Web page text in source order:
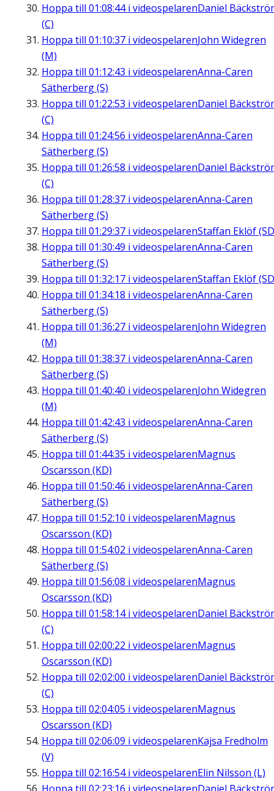
Hoppa till 01:08:44i videospelarenDaniel
(C)
Hoppa till 01:10:37 i videospelarenJohn Widegren
(M)
Hoppa till 01:12:43 i videospelarenAnna-Caren
Sätherberg (S)
Hoppa till 01:22:53 i videospelarenDaniel
(C)
Hoppa till 01:24:56 i videospelarenAnna-Caren
Sätherberg (S)
Hoppa till 01:26:58 i videospelarenDaniel
(C)
Hoppa till 01:28:37 i videospelarenAnna-Caren
Sätherberg (S)
Hoppa till 01:29:37 i videospelarenStaffan Eklöf
Hoppa till 01:30:49 i videospelarenAnna-Caren
Sätherberg (S)
Hoppa till 01:32:17 i videospelarenStaffan Eklöf
Hoppa till 01:34:18 i videospelarenAnna-Caren
Sätherberg (S)
Hoppa till 01:36:27 i videospelarenJohn Widegren
(M)
Hoppa till 01:38:37 i videospelarenAnna-Caren
Sätherberg (S)
Hoppa till 01:40:40 i videospelarenJohn Widegren
(M)
Hoppa till 01:42:43 i videospelarenAnna-Caren
Sätherberg (S)
Hoppa till 01:44:35 i videospelarenMagnus
Oscarsson (KD)
Hoppa till 01:50:46 i videospelarenAnna-Caren
Sätherberg (S)
Hoppa till 01:52:10 i videospelarenMagnus
Oscarsson (KD)
Hoppa till 01:54:02 i videospelarenAnna-Caren
Sätherberg (S)
Hoppa till 01:56:08 i videospelarenMagnus
Oscarsson (KD)
Hoppa till 01:58:14i videospelarenDaniel
(C)
Hoppa till 02:00:22 i videospelarenMagnus
Oscarsson (KD)
Hoppa till 02:02:00 i videospelarenDaniel
(C)
Hoppa till 02:04:05 i videospelarenMagnus
Oscarsson (KD)
Hoppa till 02:06:09 i videospelarenKajsa Fredholm
(V)
Hoppa till 02:16:54i videospelarenElin Nilsson (L)